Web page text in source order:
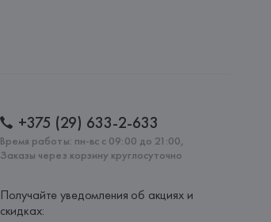
+375 (29) 633-2-633
Время работы: пн-вс с 09:00 до 21:00,
Заказы через корзину круглосуточно
Получайте уведомления об акциях и
скидках: